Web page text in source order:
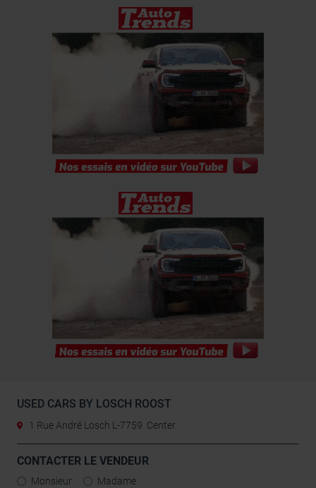
leur avez fournies ou qu’ils ont collectées lors de votre
utilisation de leurs services.
USED CARS BY LOSCH ROOST
1 Rue André Losch L-7759 Center
CONTACTER LE VENDEUR
Monsieur Madame